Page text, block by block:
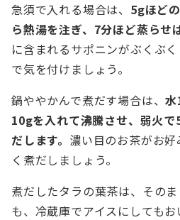
急須で入れる場合は、 5gほど
ら熱湯を注ぎ、7分ほど蒸らせ
に含まれるサポニンがぶくぶ
で気を付けましょう。
鍋ややかんで煮だす場合は、
10gを入れて沸騰させ、弱火
だします。 濃い目のお茶がお
く煮だしましょう。
煮だしたタラの葉茶は、その
も、冷蔵庫でアイスにしても